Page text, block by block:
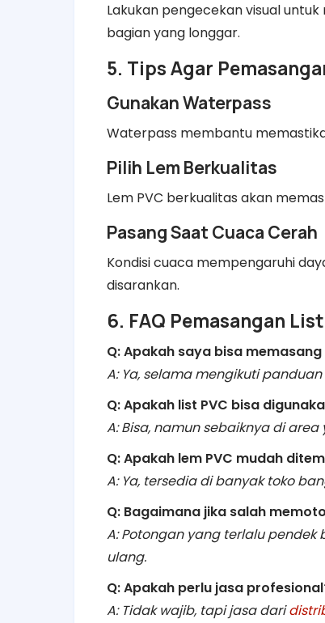
Lakukan pengecekan visual
bagian yang longgar.
5. Tips Agar
Gunakan Waterpass
Waterpass membantu
Pilih Lem Berkualitas
Lem PVC berkualitas akan
Pasang Saat Cuaca Cerah
Kondisi cuaca mempengaruhi
disarankan.
6. FAQ Pemasangan
Q: Apakah saya bisa
A: Ya, selama mengikuti
Q: Apakah list PVC bisa
A: Bisa, namun sebaiknya di
Q: Apakah lem PVC mudah
A: Ya, tersedia di banyak toko
Q: Bagaimana jika salah
A: Potongan yang terlalu
ulang.
Q: Apakah perlu jasa
A: Tidak wajib, tapi jasa dari